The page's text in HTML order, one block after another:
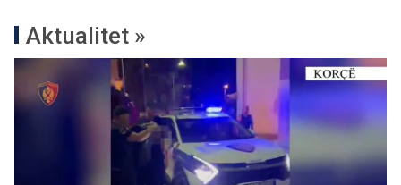
Aktualitet »